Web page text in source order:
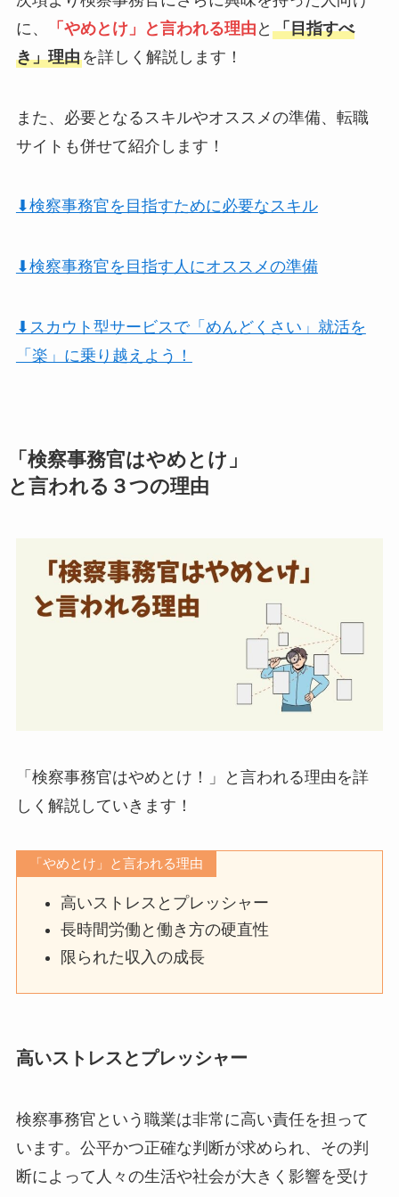
に、
「やめとけ」と言われる理由 と 「目指すべ
き」理由を詳しく解説します！
また、必要となるスキルやオススメの準備、転職
サイトも併せて紹介します！
⬇︎検察事務官を目指すために必要なスキル
⬇︎検察事務官を目指す人にオススメの準備
⬇︎スカウト型サービスで「めんどくさい」就活を
「楽」に乗り越えよう！
「検察事務官はやめとけ」
と言われる３つの理由
「検察事務官はやめとけ！」と言われる理由を詳
しく解説していきます！
「やめとけ」と言われる理由
高いストレスとプレッシャー
長時間労働と働き方の硬直性
限られた収入の成長
高いストレスとプレッシャー
検察事務官という職業は非常に高い責任を担って
います。公平かつ正確な判断が求められ、その判
断によって人々の生活や社会が大きく影響を受け